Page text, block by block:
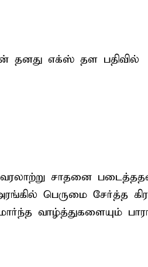
தனது எக்ஸ் தள பதிவில்
வரலாற்று சாதனை
பெருமை சேர்த்த
வாழ்த்துகளையும்